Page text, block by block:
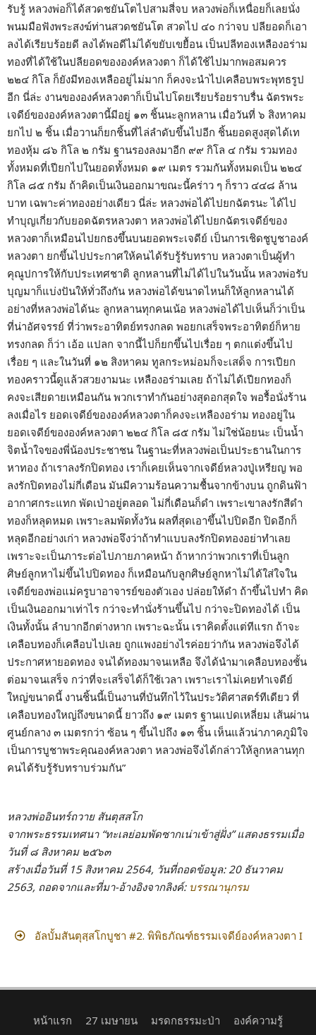
รับรู้ หลวงพ่อก็ได้สวดชยันโตไปสามสี่จบ หลวงพ่อก็เหนื่อยก็เลยนั่ง
พนมมือฟังพระสงฆ์ท่านสวดชยันโต สวดไป ๔๐ กว่าจบ ปลียอดก็เอา
ลงได้เรียบร้อยดี ลงได้พอดีไม่ได้ขยับเขยื้อน เป็นปลีทองเหลืองอร่าม
ทองที่ได้ใช้ในปลียอดขององค์หลวงตา ก็ได้ใช้ไปมากพอสมควร
๒๒๔ กิโล ก็ยังมีทองเหลืออยู่ไม่มาก ก็คงจะนำไปเคลือบพระพุทธรูป
อีก นี่ล่ะ งานขององค์หลวงตาก็เป็นไปโดยเรียบร้อยราบรื่น ฉัตรพระ
เจดีย์ขององค์หลวงตานี้มีอยู่ ๑๓ ชิ้นนะลูกหลาน เมื่อวันที่ ๖ สิงหาคม
ยกไป ๒ ชิ้น เมื่อวานก็ยกชิ้นที่ไล่ลำดับขึ้นไปอีก ชิ้นยอดสูงสุดได้เท
ทองหุ้ม ๘๖ กิโล ๒ กรัม ฐานรองลงมาอีก ๙๙ กิโล ๔ กรัม รวมทอง
ทั้งหมดที่เปียกไปในยอดทั้งหมด ๑๙ เมตร รวมกันทั้งหมดเป็น ๒๒๔
กิโล ๘๕ กรัม ถ้าคิดเป็นเงินออกมาขณะนี้คร่าว ๆ ก็ราว ๔๔๘ ล้าน
บาท เฉพาะค่าทองอย่างเดียว นี่ล่ะ หลวงพ่อได้ไปยกฉัตรนะ ได้ไป
ทำบุญเกี่ยวกับยอดฉัตรหลวงตา หลวงพ่อได้ไปยกฉัตรเจดีย์ของ
หลวงตาก็เหมือนไปยกธงขึ้นบนยอดพระเจดีย์ เป็นการเชิดชูบูชาองค์
หลวงตา ยกขึ้นไปประกาศให้คนได้รับรู้รับทราบ หลวงตาเป็นผู้ทำ
คุณูปการให้กับประเทศชาติ ลูกหลานที่ไม่ได้ไปในวันนั้น หลวงพ่อรับ
บุญมาก็แบ่งปันให้ทั่วถึงกัน หลวงพ่อได้ขนาดไหนก็ให้ลูกหลานได้
อย่างที่หลวงพ่อได้นะ ลูกหลานทุกคนเน้อ หลวงพ่อได้ไปเห็นก็ว่าเป็น
ที่น่าอัศจรรย์ ที่ว่าพระอาทิตย์ทรงกลด พอยกเสร็จพระอาทิตย์ก็หาย
ทรงกลด ก็ว่า เอ้อ แปลก จากนี้ไปก็ยกขึ้นไปเรื่อย ๆ ตกแต่งขึ้นไป
เรื่อย ๆ และในวันที่ ๑๒ สิงหาคม ทูลกระหม่อมก็จะเสด็จ การเปียก
ทองคราวนี้ดูแล้วสวยงามนะ เหลืองอร่ามเลย ถ้าไม่ได้เปียกทองก็
คงจะเสียดายเหมือนกัน พวกเราทำกันอย่างสุดอกสุดใจ พอรื้อนั่งร้าน
ลงเมื่อไร ยอดเจดีย์ขององค์หลวงตาก็คงจะเหลืองอร่าม ทองอยู่ใน
ยอดเจดีย์ขององค์หลวงตา ๒๒๔ กิโล ๘๕ กรัม ไม่ใช่น้อยนะ เป็นน้ำ
จิตน้ำใจของพี่น้องประชาชน ในฐานะที่หลวงพ่อเป็นประธานในการ
หาทอง ถ้าเราลงรักปิดทอง เราก็เคยเห็นจากเจดีย์หลวงปู่เหรียญ พอ
ลงรักปิดทองไม่กี่เดือน มันมีความร้อนความชื้นจากข้างบน ถูกดินฟ้า
อากาศกระแทก พัดเป่าอยู่ตลอด ไม่กี่เดือนก็ดำ เพราะเขาลงรักสีดำ
ทองก็หลุดหมด เพราะลมพัดทั้งวัน ผลที่สุดเอาขึ้นไปปิดอีก ปิดอีกก็
หลุดอีกอย่างเก่า หลวงพ่อจึงว่าถ้าทำแบบลงรักปิดทองอย่าทำเลย
เพราะจะเป็นภาระต่อไปภายภาคหน้า ถ้าหากว่าพวกเราที่เป็นลูก
ศิษย์ลูกหาไม่ขึ้นไปปิดทอง ก็เหมือนกับลูกศิษย์ลูกหาไม่ได้ใส่ใจใน
เจดีย์ของพ่อแม่ครูบาอาจารย์ของตัวเอง ปล่อยให้ดำ ถ้าขึ้นไปทำ คิด
เป็นเงินออกมาเท่าไร กว่าจะทำนั่งร้านขึ้นไป กว่าจะปิดทองได้ เป็น
เงินทั้งนั้น ลำบากอีกต่างหาก เพราะฉะนั้น เราคิดตั้งแต่ทีแรก ถ้าจะ
เคลือบทองก็เคลือบไปเลย ถูกแพงอย่างไรค่อยว่ากัน หลวงพ่อจึงได้
ประกาศหายอดทอง จนได้ทองมาจนเหลือ จึงได้นำมาเคลือบทองชั้น
ต่อมาจนเสร็จ กว่าที่จะเสร็จได้ก็ใช้เวลา เพราะเราไม่เคยทำเจดีย์
ใหญ่ขนาดนี้ งานชิ้นนี้เป็นงานที่บันทึกไว้ในประวัติศาสตร์ทีเดียว ที่
เคลือบทองใหญ่ถึงขนาดนี้ ยาวถึง ๑๙ เมตร ฐานแปดเหลี่ยม เส้นผ่าน
ศูนย์กลาง ๓ เมตรกว่า ซ้อน ๆ ขึ้นไปถึง ๑๓ ชิ้น เห็นแล้วน่าภาคภูมิใจ
เป็นการบูชาพระคุณองค์หลวงตา หลวงพ่อจึงได้กล่าวให้ลูกหลานทุก
คนได้รับรู้รับทราบร่วมกัน”
หลวงพ่ออินทร์ถวาย สันตุสสโก
จากพระธรรมเทศนา “ทะเลย่อมพัดซากเน่าเข้าสู่ฝั่ง” แสดงธรรมเมื่อ
วันที่ ๘ สิงหาคม ๒๕๖๓
สร้างเมื่อวันที่ 15 สิงหาคม 2564, วันที่ถอดข้อมูล: 20 ธันวาคม
2563, ถอดจากและที่มา-อ้างอิงจากลิงค์: บรรณานุกรม
อัลบั้มสันตุสฺสโกบูชา #2. พิพิธภัณฑ์ธรรมเจดีย์องค์หลวงตา I
หน้าแรก 27 เมษายน มรดกธรรมะป่า องค์ความรู้